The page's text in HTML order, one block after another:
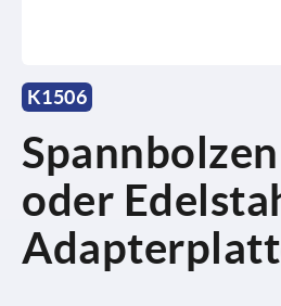
K1506
oder